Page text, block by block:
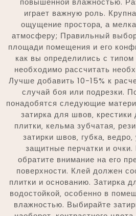
играет важную роль.
ощущение простора‚ а
атмосферу; Правильный
площади помещения и его
как вы определились с типом
необходимо рассчитать
Лучше добавить 10-15% к
случай боя или подрезки.
понадобятся следующие
затирка для швов‚
плитки‚ кельма зубчатая‚
затирки швов‚ губка‚ ведро‚
защитные перчатки и
обратите внимание на его
поверхности. Клей должен
плитки и основанию. Затирка
водостойкой‚ особенно в
влажностью. Выбирайте